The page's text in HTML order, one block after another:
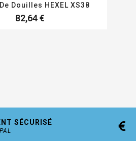
Douilles HEXEL XS38
82,64 €
SÉCURISÉ